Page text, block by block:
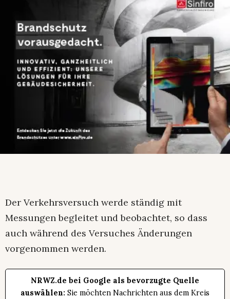
Der Verkehrsversuch werde ständig mit
Messungen begleitet und beobachtet, so dass
auch während des Versuches Änderungen
vorgenommen werden.
NRWZ.de bei Google als bevorzugte Quelle
auswählen: Sie möchten Nachrichten aus dem Kreis